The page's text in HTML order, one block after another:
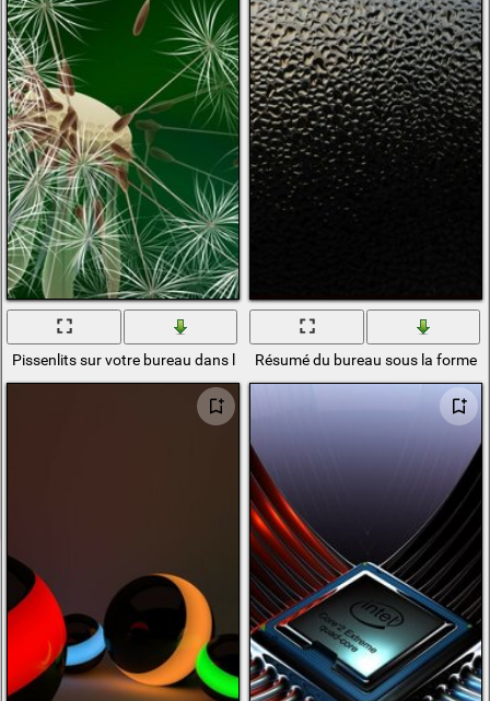
Pissenlits sur votre bureau dans le thème du jour!Résumé du bureau sous la forme